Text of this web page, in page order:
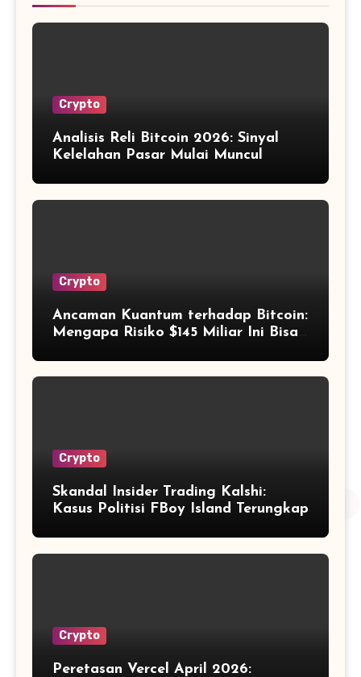
Crypto
Analisis Reli Bitcoin 2026: Sinyal
Kelelahan Pasar Mulai Muncul
Crypto
Ancaman Kuantum terhadap Bitcoin:
Mengapa Risiko $145 Miliar Ini Bisa
Crypto
Skandal Insider Trading Kalshi:
Kasus Politisi FBoy Island Terungkap
Crypto
Peretasan Vercel April 2026: